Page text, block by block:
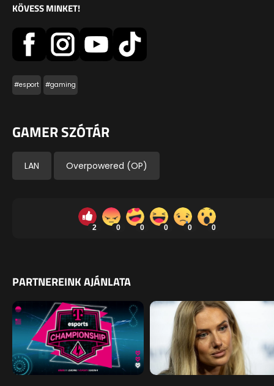
KÖVESS MINKET!
#esport #gaming
GAMER SZÓTÁR
LAN Overpowered (OP)
2 0 0 0 0 0
PARTNEREINK AJÁNLATA